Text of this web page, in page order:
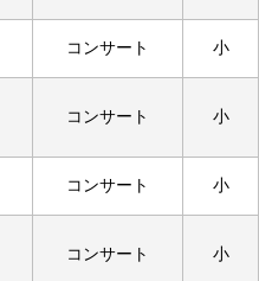
コンサート 小
コンサート 小
コンサート 小
コンサート 小